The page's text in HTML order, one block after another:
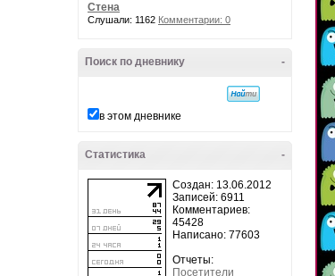
Стена
Слушали: 1162 Комментарии: 0
-
Поиск по дневнику
в этом дневнике
-
Статистика
Создан: 13.06.2012
Записей: 6911
Комментариев:
45428
Написано: 77603
Отчеты:
Посетители